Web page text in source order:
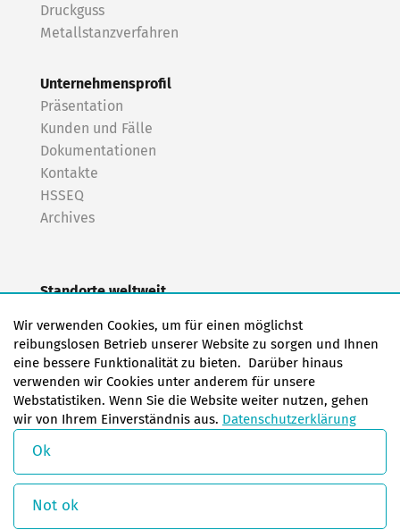
Druckguss
Metallstanzverfahren
Unternehmensprofil
Präsentation
Kunden und Fälle
Dokumentationen
Kontakte
HSSEQ
Archives
Standorte weltweit
EAS Deutschland Norden (Frankfurt a.M.)
EAS Deutschland Süden (Stuttgart)
EAS Frankreich
EAS Italien
EAS USA
EAS China
Wir verwenden Cookies, um für einen möglichst
reibungslosen Betrieb unserer Website zu sorgen und Ihnen
eine bessere Funktionalität zu bieten. Darüber hinaus
verwenden wir Cookies unter anderem für unsere
Webstatistiken. Wenn Sie die Website weiter nutzen, gehen
wir von Ihrem Einverständnis aus. Datenschutzerklärung
Ok
Not ok